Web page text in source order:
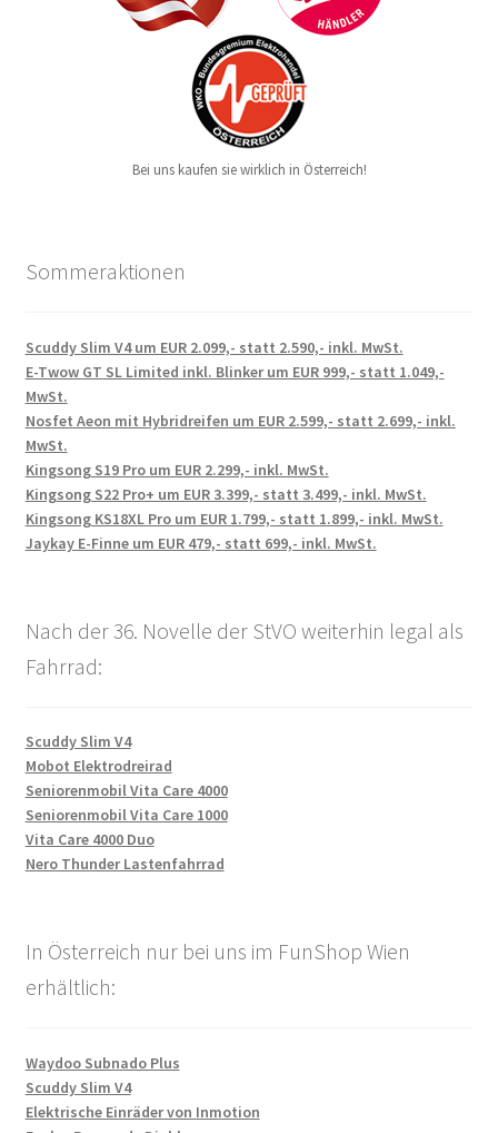
Bei uns kaufen sie wirklich in Österreich!
Sommeraktionen
Scuddy Slim V4 um EUR 2.099,- statt 2.590,- inkl. MwSt.
E-Twow GT SL Limited inkl. Blinker um EUR 999,- statt 1.049,-
MwSt.
Nosfet Aeon mit Hybridreifen um EUR 2.599,- statt 2.699,- inkl.
MwSt.
Kingsong S19 Pro um EUR 2.299,- inkl. MwSt.
Kingsong S22 Pro+ um EUR 3.399,- statt 3.499,- inkl. MwSt.
Kingsong KS18XL Pro um EUR 1.799,- statt 1.899,- inkl. MwSt.
Jaykay E-Finne um EUR 479,- statt 699,- inkl. MwSt.
Nach der 36. Novelle der StVO weiterhin legal als
Fahrrad:
Scuddy Slim V4
Mobot Elektrodreirad
Seniorenmobil Vita Care 4000
Seniorenmobil Vita Care 1000
Vita Care 4000 Duo
Nero Thunder Lastenfahrrad
In Österreich nur bei uns im FunShop Wien
erhältlich:
Waydoo Subnado Plus
Scuddy Slim V4
Elektrische Einräder von Inmotion